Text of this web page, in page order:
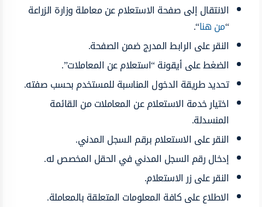
الانتقال إلى صفحة الاستعلام عن معاملة وزارة الزراعة
“من هنا“.
النقر على الرابط المدرج ضمن الصفحة.
الضغط على أيقونة “استعلام عن المعاملات”.
تحديد طريقة الدخول المناسبة للمستخدم بحسب صفته.
اختيار خدمة الاستعلام عن المعاملات من القائمة
المنسدلة.
النقر على الاستعلام برقم السجل المدني.
إدخال رقم السجل المدني في الحقل المخصص له.
النقر على زر الاستعلام.
الاطلاع على كافة المعلومات المتعلقة بالمعاملة.